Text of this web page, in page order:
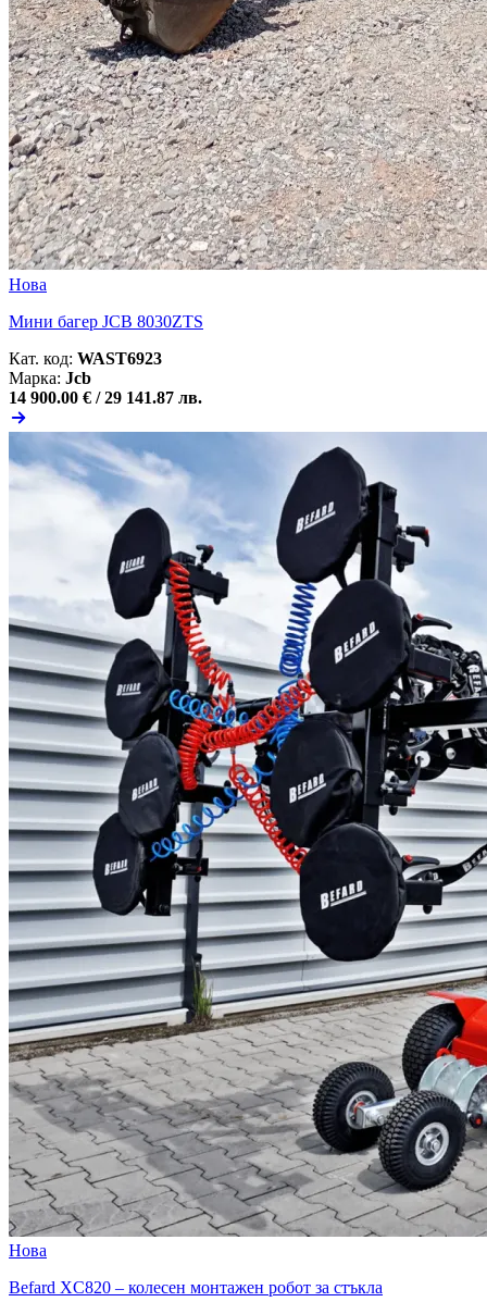
Нова
Мини багер JCB 8030ZTS
Кат. код: WAST6923
Марка: Jcb
14 900.00 € / 29 141.87 лв.
Нова
Befard XC820 – колесен монтажен робот за стъкла